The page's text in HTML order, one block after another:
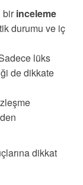
bir inceleme
durumu ve iç
lüks
de dikkate
dikkat